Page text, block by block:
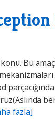
Bu
fazla]